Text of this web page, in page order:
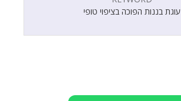
עוגת בננות הפוכה בציפוי טופי